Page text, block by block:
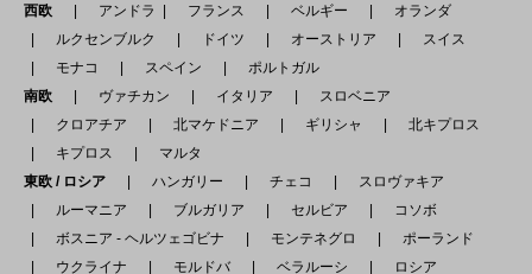
西欧
アンドラ フランス ベルギー
オランダ
ルクセンブルク
ドイツ オーストリア
スイス
モナコ
スペイン
ポルトガル
南欧
ヴァチカン イタリア
スロベニア
クロアチア
北マケドニア ギリシャ
北キプロス
キプロス
マルタ
東欧 / ロシア
ハンガリー チェコ
スロヴァキア
ルーマニア
ブルガリア セルビア
コソボ
ボスニア - ヘルツェゴビナ
モンテネグロ
ポーランド
ウクライナ
モルドバ ベラルーシ
ロシア